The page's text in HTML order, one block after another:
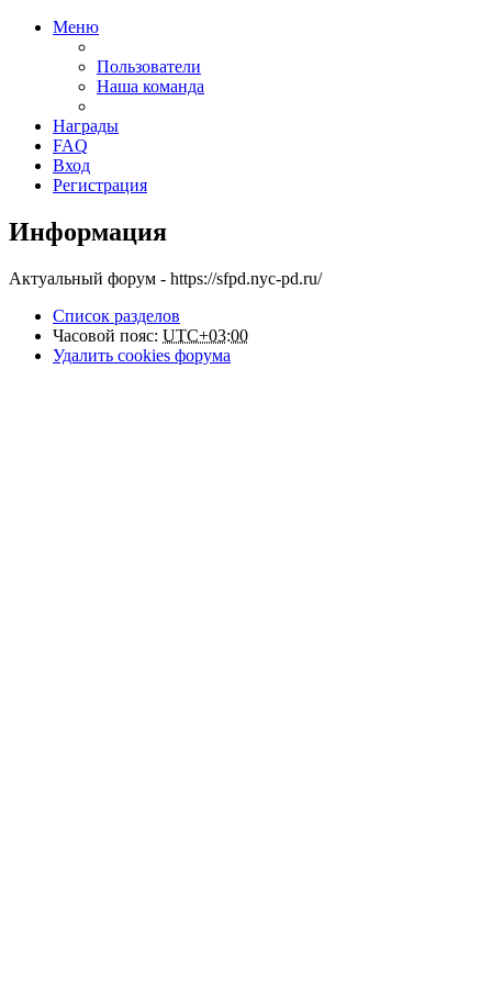
Меню
Пользователи
Наша команда
Награды
FAQ
Вход
Регистрация
Информация
Актуальный форум - https://sfpd.nyc-pd.ru/
Список разделов
Часовой пояс: UTC+03:00
Удалить cookies форума